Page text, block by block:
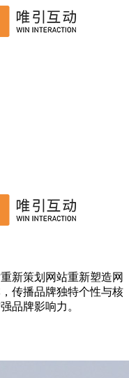
新策划网站重新塑造网
传播品牌独特个性与核
品牌影响力。